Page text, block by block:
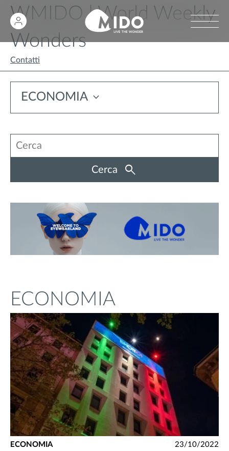
WMIDO | World Weekly
Wonders
Contatti
ECONOMIA
Cerca
ECONOMIA
ECONOMIA 23/10/2022